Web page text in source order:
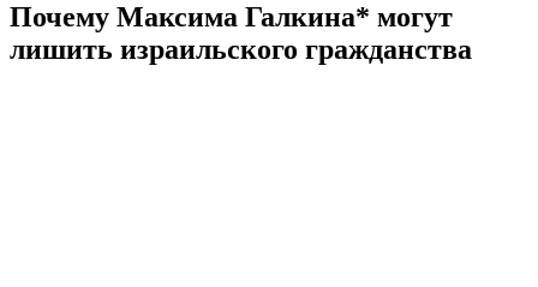
Почему Максима Галкина* могут
лишить израильского гражданства